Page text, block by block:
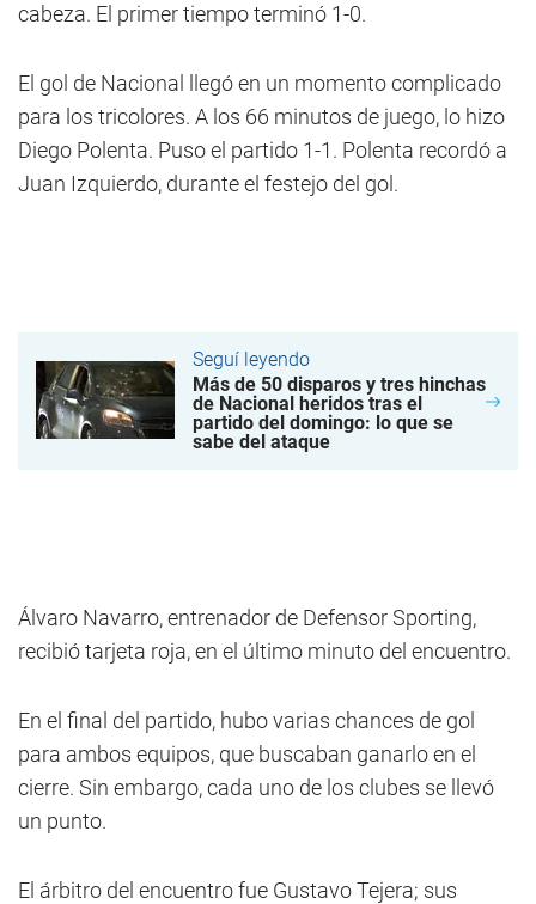
cabeza. El primer tiempo terminó 1-0.
El gol de Nacional llegó en un momento complicado
para los tricolores. A los 66 minutos de juego, lo hizo
Diego Polenta. Puso el partido 1-1. Polenta recordó a
Juan Izquierdo, durante el festejo del gol.
Seguí leyendo
Más de 50 disparos y tres hinchas
de Nacional heridos tras el
partido del domingo: lo que se
sabe del ataque
Álvaro Navarro, entrenador de Defensor Sporting,
recibió tarjeta roja, en el último minuto del encuentro.
En el final del partido, hubo varias chances de gol
para ambos equipos, que buscaban ganarlo en el
cierre. Sin embargo, cada uno de los clubes se llevó
un punto.
El árbitro del encuentro fue Gustavo Tejera; sus